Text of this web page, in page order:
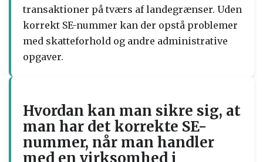
transaktioner på tværs af landegrænser. Uden
korrekt SE-nummer kan der opstå problemer
med skatteforhold og andre administrative
opgaver.
Hvordan kan man sikre sig, at
man har det korrekte SE-
nummer, når man handler
med en virksomhed i